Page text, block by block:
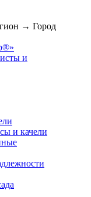
→ Город
и
и качели